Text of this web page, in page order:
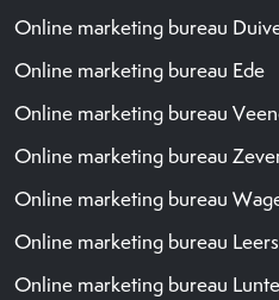
Online marketing bureau
Online marketing bureau Ede
Online marketing bureau
Online marketing bureau
Online marketing bureau
Online marketing bureau
Online marketing bureau